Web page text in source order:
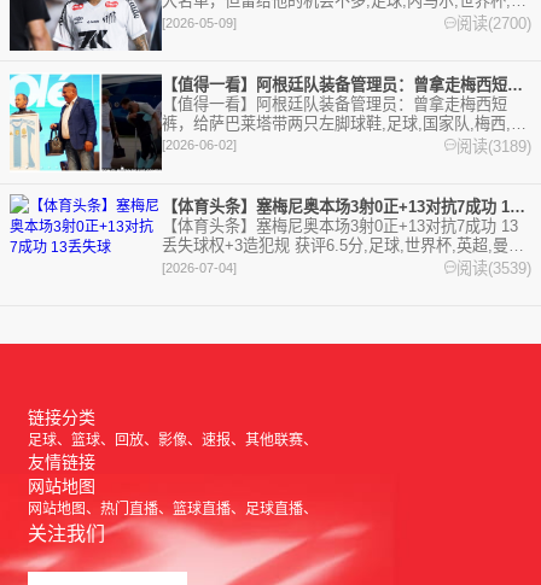
西。欢迎收藏本站，24小时为你更新最新的足球，篮
球体育资讯。
[2026-05-09] 阅读(2700)
【值得一看】阿根廷队装备管理员：曾拿走梅西短裤，给萨巴莱塔带
【值得一看】阿根廷队装备管理员：曾拿走梅西短
裤，给萨巴莱塔带两只左脚球鞋,足球,国家队,梅西,阿
根廷,世界杯。欢迎收藏本站，24小时为你更新最新的
足球，篮球体育资讯。
[2026-06-02] 阅读(3189)
【体育头条】塞梅尼奥本场3射0正+13对抗7成功 13丢失球
【体育头条】塞梅尼奥本场3射0正+13对抗7成功 13
丢失球权+3造犯规 获评6.5分,足球,世界杯,英超,曼城,
哥伦比亚,加纳。欢迎收藏本站，24小时为你更新最新
[2026-07-04] 阅读(3539)
链接分类
足球 篮球 回放 影像 速报 其他联赛
友情链接
网站地图
网站地图 热门直播 篮球直播 足球直播
关注我们